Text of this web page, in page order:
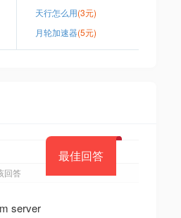
天行怎么用(3元)
月轮加速器(5元)
最佳回答
回答
server